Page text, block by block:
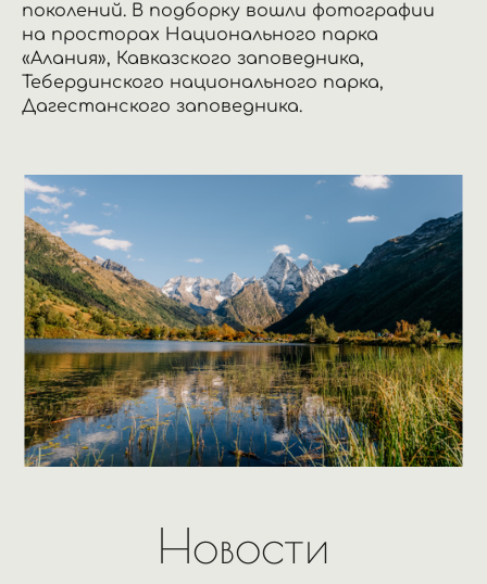
поколений. В подборку вошли фотографии
на просторах Национального парка
«Алания», Кавказского заповедника,
Тебердинского национального парка,
Дагестанского заповедника.
Новости